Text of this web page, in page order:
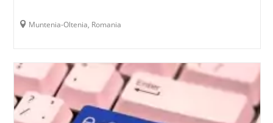
Muntenia-Oltenia, Romania